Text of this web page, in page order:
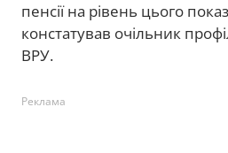
пенсії на рівень цього
констатував очільник
ВРУ.
Реклама